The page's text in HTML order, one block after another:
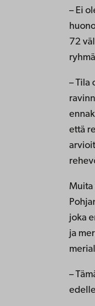
– Ei
72
– Tila
että
Muita
joka
ja
–